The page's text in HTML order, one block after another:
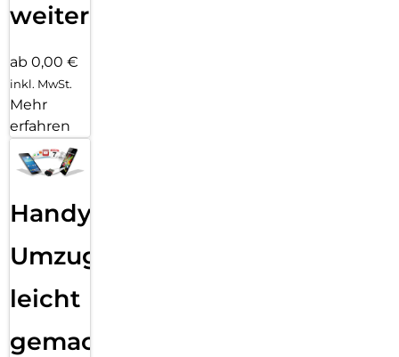
weiter
ab 0,00 €
inkl. MwSt.
Mehr
erfahren
Handy
Umzug
leicht
gemacht!